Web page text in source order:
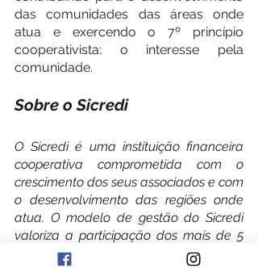
das comunidades das áreas onde
atua e exercendo o 7º princípio
cooperativista: o interesse pela
comunidade.
Sobre o Sicredi
O Sicredi é uma instituição financeira
cooperativa comprometida com o
crescimento dos seus associados e com
o desenvolvimento das regiões onde
atua. O modelo de gestão do Sicredi
valoriza a participação dos mais de 5
milhões de associados, os quais